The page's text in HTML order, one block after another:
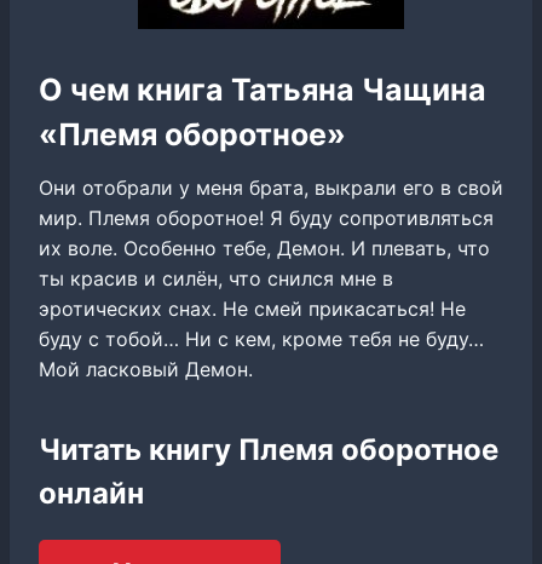
О чем книга Татьяна Чащина
«Племя оборотное»
Они отобрали у меня брата, выкрали его в свой
мир. Племя оборотное! Я буду сопротивляться
их воле. Особенно тебе, Демон. И плевать, что
ты красив и силён, что снился мне в
эротических снах. Не смей прикасаться! Не
буду с тобой… Ни с кем, кроме тебя не буду…
Мой ласковый Демон.
Читать книгу Племя оборотное
онлайн